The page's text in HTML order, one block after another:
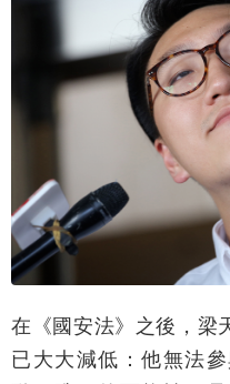
在《國安法》之後，梁
已大大減低：他無法